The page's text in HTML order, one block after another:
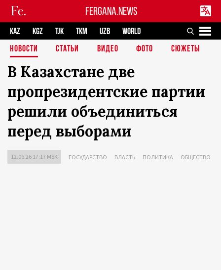
FERGANA.NEWS
KAZ KGZ TJK TKM UZB
WORLD
НОВОСТИ
СТАТЬИ ВИДЕО ФОТО СЮЖЕТЫ
В Казахстане две
пропрезидентские партии
решили объединиться
перед выборами
12.06.26 17:17 MSK ГОСУДАРСТВО ВЛАСТЬ ПОЛИТИКА ОБЩЕСТВО